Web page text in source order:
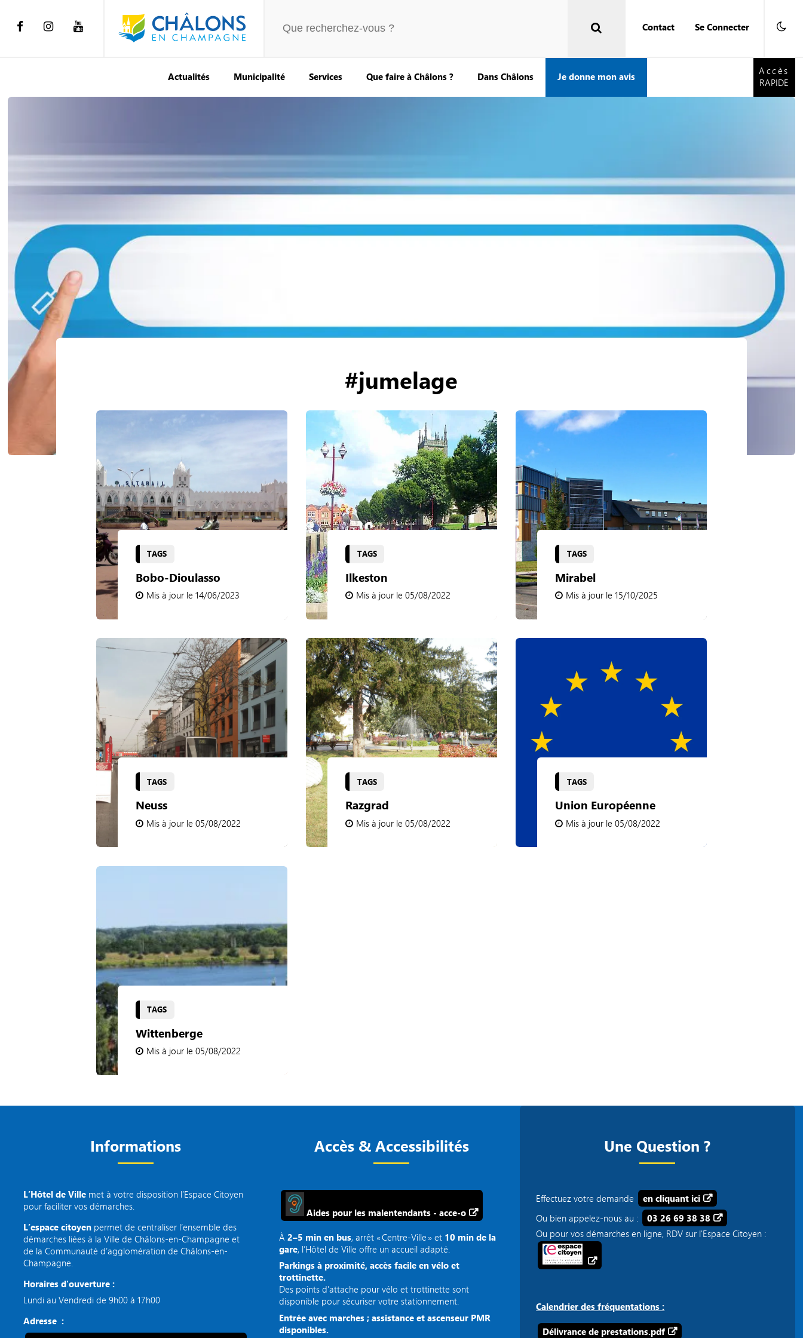
Contact Se Connecter
Accès
Actualités Municipalité Services Que faire à Châlons ? Dans Châlons Je donne mon avis
Accès
RAPIDE
#jumelage
TAGS
Bobo-Dioulasso
Mis à jour le 14/06/2023
TAGS
Ilkeston
Mis à jour le 05/08/2022
TAGS
Mirabel
Mis à jour le 15/10/2025
TAGS
Neuss
Mis à jour le 05/08/2022
TAGS
Razgrad
Mis à jour le 05/08/2022
TAGS
Union Européenne
Mis à jour le 05/08/2022
TAGS
Wittenberge
Mis à jour le 05/08/2022
Informations
L’Hôtel de Ville met à votre disposition l’Espace Citoyen
pour faciliter vos démarches.
L’espace citoyen permet de centraliser l’ensemble des
démarches liées à la Ville de Châlons-en-Champagne et
de la Communauté d’agglomération de Châlons-en-
Champagne.
Horaires d'ouverture :
Lundi au Vendredi de 9h00 à 17h00
Adresse :
Accès & Accessibilités
Aides pour les malentendants - acce-o
À2–5 min en bus, arrêt « Centre‑Ville » et 10 min de la
gare, l’Hôtel de Ville offre un accueil adapté.
Parkings à proximité, accès facile en vélo et
trottinette.
Des points d'attache pour vélo et trottinette sont
disponible pour sécuriser votre stationnement.
Entrée avec marches ; assistance et ascenseur PMR
disponibles.
Une Question ?
Effectuez votre demande
en cliquant ici
Ou bien appelez-nous au :
03 26 69 38 38
Ou pour vos démarches en ligne, RDV sur l'Espace Citoyen :
Calendrier des fréquentations :
Délivrance de prestations.pdf